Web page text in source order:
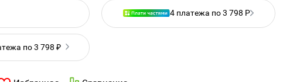
по 3 798 ₽
4 платежа по 3 798 Р